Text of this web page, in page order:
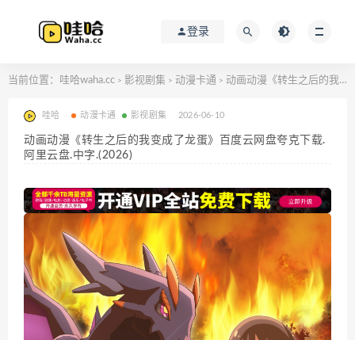
登录
当前位置： 哇哈waha.cc > 影视剧集 > 动漫卡通 > 动画动漫《转生之后的我变成了龙蛋》百度云网盘夸克下载.阿里云盘.中字.(2026)
哇哈 动漫卡通 影视剧集 2026-06-10
动画动漫《转生之后的我变成了龙蛋》百度云网盘夸克下载.
阿里云盘.中字.(2026)